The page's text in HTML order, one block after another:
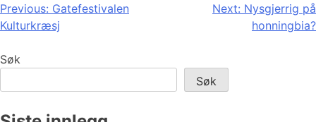
Innleggsnavigasjon
Previous: Gatefestivalen
Kulturkræsj
Next: Nysgjerrig på
honningbia?
Søk
Søk